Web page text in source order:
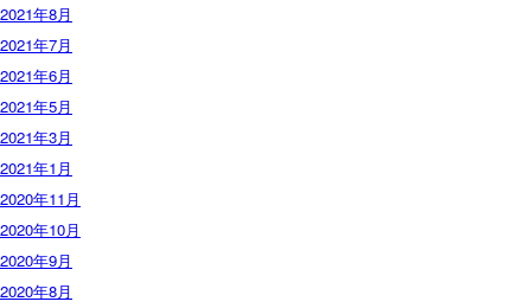
2021年8月
2021年7月
2021年6月
2021年5月
2021年3月
2021年1月
2020年11月
2020年10月
2020年9月
2020年8月